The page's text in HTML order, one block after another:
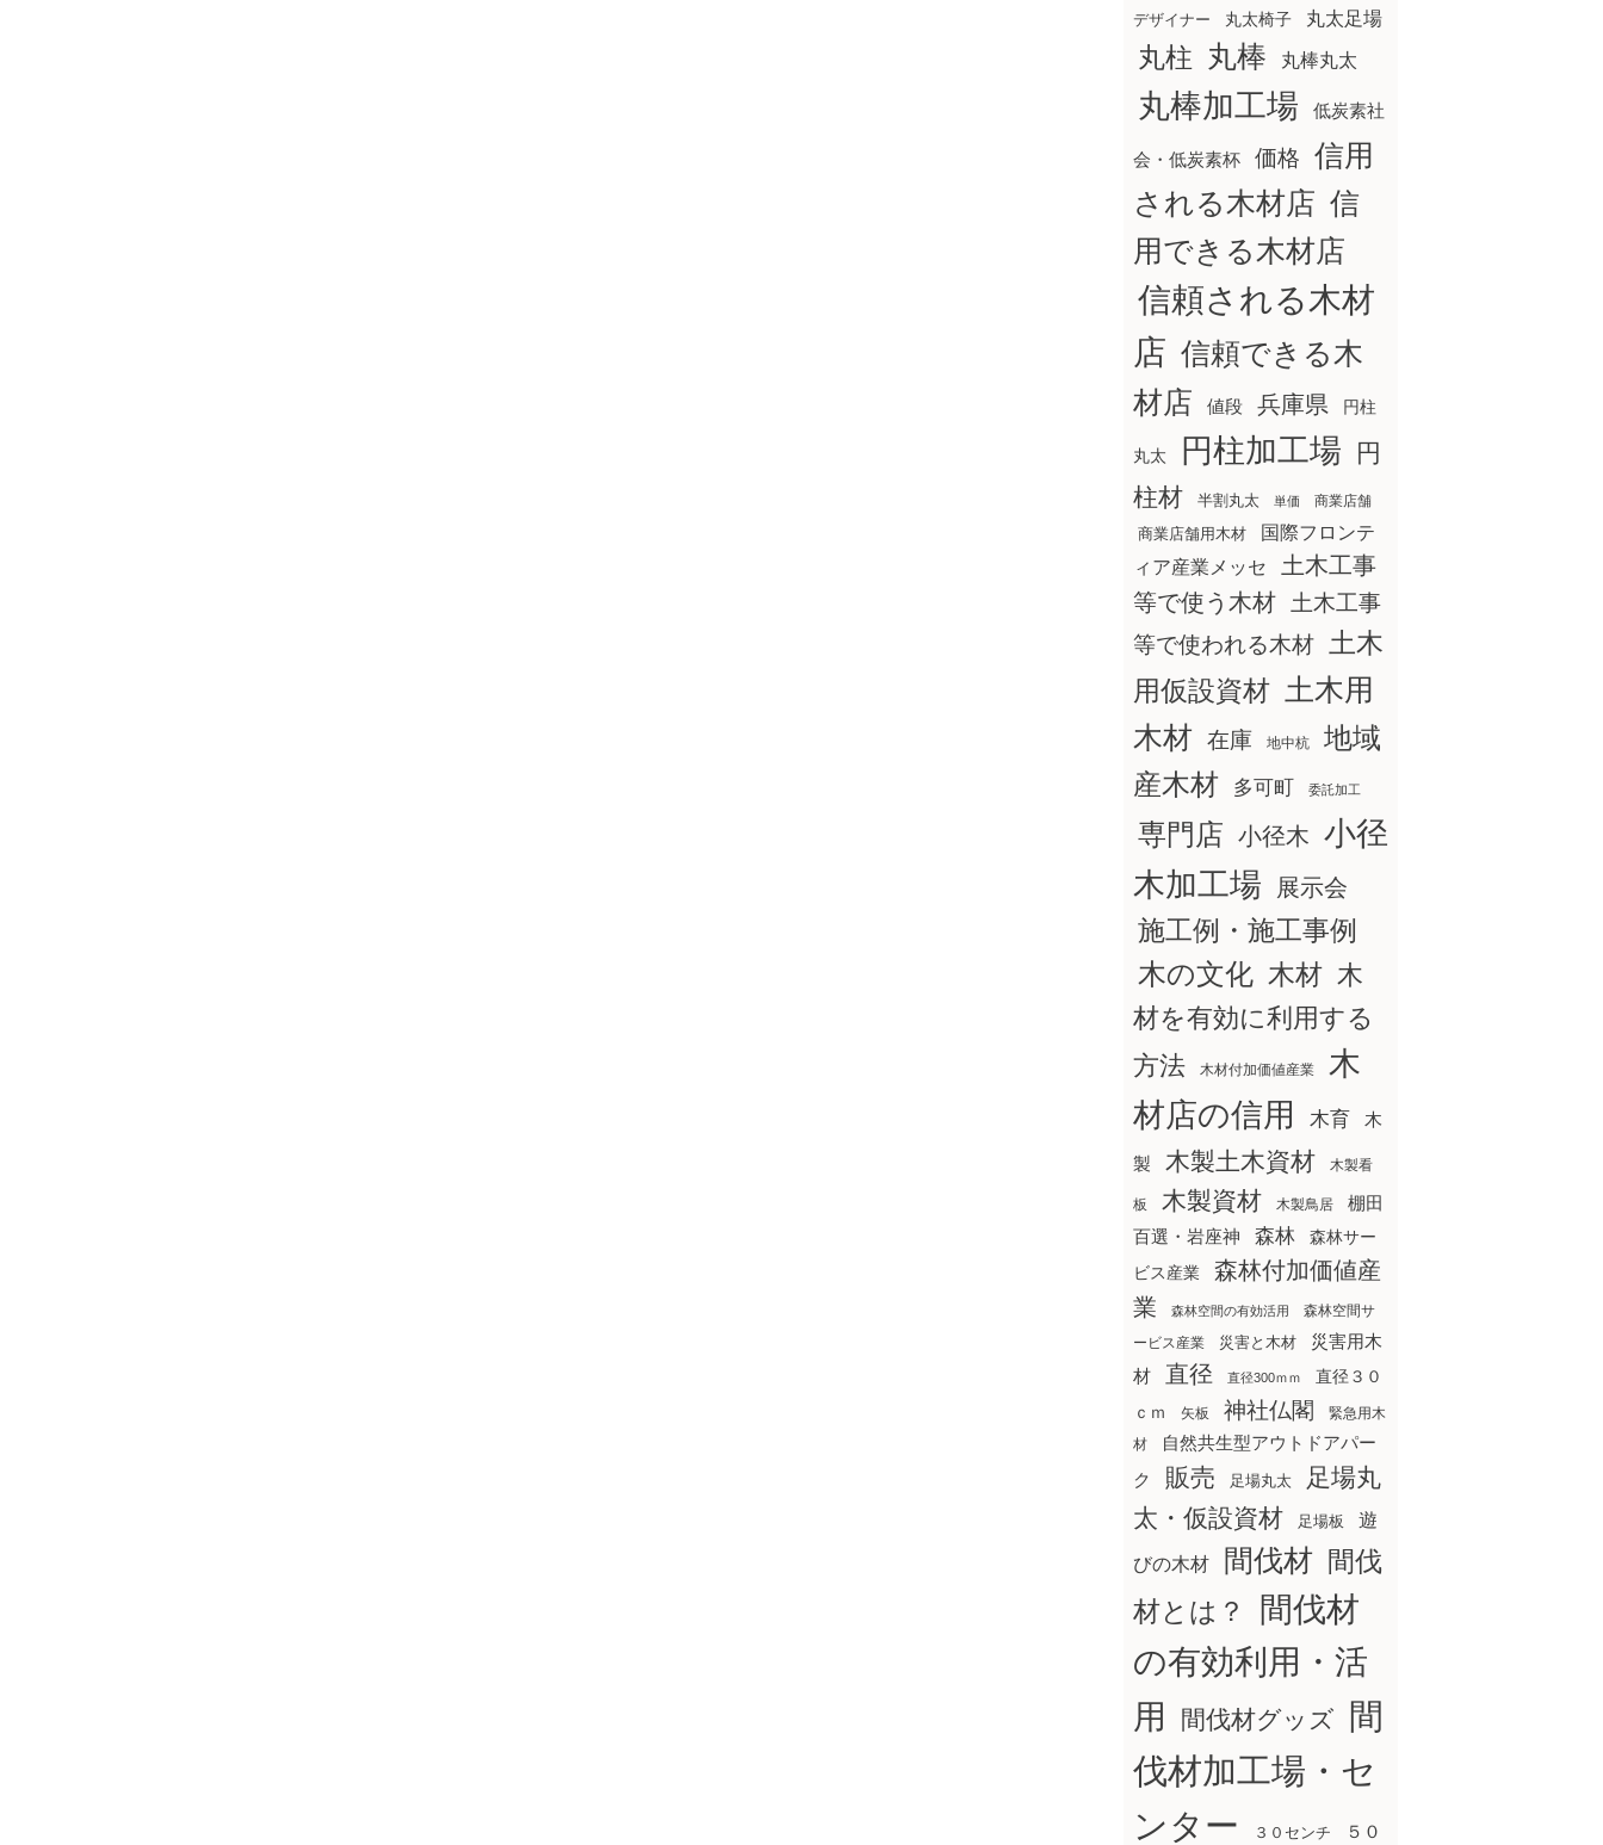
デザイナー
丸太椅子 丸太足場
丸柱 丸棒 丸棒丸太
丸棒加工場 低炭素社
会・低炭素杯 価格
信用
される木材店 信
用できる木材店
信頼される木材
店 信頼できる木
材店
値段 兵庫県 円柱
丸太 円柱加工場
円
柱材
半割丸太 単価 商業店舗
商業店舗用木材
国際フロンテ
ィア産業メッセ
土木工事
等で使う木材
土木工事
等で使われる木材
土木
用仮設資材 土木用
木材 在庫 地中杭
地域
産木材
多可町 委託加工
専門店 小径木 小径
木加工場
展示会
施工例・施工事例
木の文化 木材 木
材を有効に利用する
方法
木材付加価値産業
木
材店の信用
木育 木
製 木製土木資材 木製看
板 木製資材 木製鳥居
棚田
百選・岩座神
森林
森林サー
ビス産業
森林付加価値産
業
森林空間の有効活用
森林空間サ
ービス産業
災害と木材
災害用木
材
直径 直径300ｍｍ
直径３０
ｃｍ
矢板 神社仏閣
緊急用木
材
自然共生型アウトドアパー
ク
販売 足場丸太
足場丸
太・仮設資材
足場板 遊
びの木材 間伐材 間伐
材とは？
間伐材
の有効利用・活
用
間伐材グッズ
間
伐材加工場・セ
ンター
３０センチ ５０